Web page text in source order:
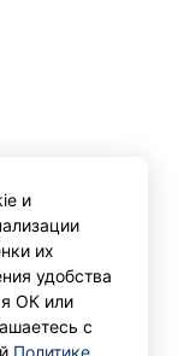
и
их
удобства
ОК или
с
Политике